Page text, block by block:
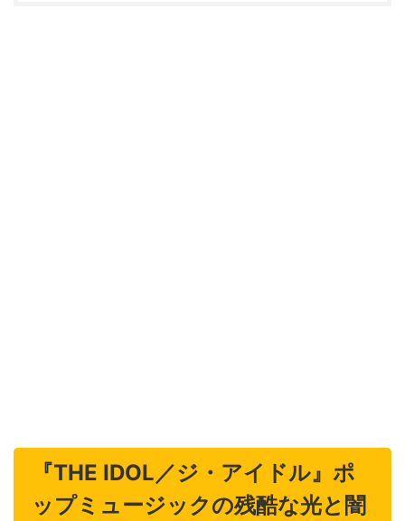
『THE IDOL／ジ・アイドル』ポ
ップミュージックの残酷な光と闇